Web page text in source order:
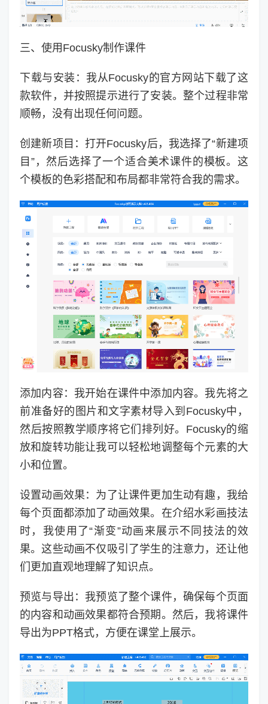
三、使用Focusky制作课件
下载与安装：我从Focusky的官方网站下载了这
款软件，并按照提示进行了安装。整个过程非常
顺畅，没有出现任何问题。
创建新项目：打开Focusky后，我选择了“新建项
目”，然后选择了一个适合美术课件的模板。这
个模板的色彩搭配和布局都非常符合我的需求。
添加内容：我开始在课件中添加内容。我先将之
前准备好的图片和文字素材导入到Focusky中，
然后按照教学顺序将它们排列好。Focusky的缩
放和旋转功能让我可以轻松地调整每个元素的大
小和位置。
设置动画效果：为了让课件更加生动有趣，我给
每个页面都添加了动画效果。在介绍水彩画技法
时，我使用了“渐变”动画来展示不同技法的效
果。这些动画不仅吸引了学生的注意力，还让他
们更加直观地理解了知识点。
预览与导出：我预览了整个课件，确保每个页面
的内容和动画效果都符合预期。然后，我将课件
导出为PPT格式，方便在课堂上展示。